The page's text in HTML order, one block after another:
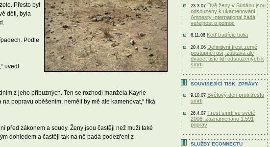
Přesto byl
děti, byla
Podle
uvedl
z jeho příbuzných. Ten se rozhodl manžela Kayrie
popravu oběšením, neměli by mě ale kamenovat,“ říká
před zákonem a soudy. Ženy jsou častěji než muži také
dohledem a častěji tak na ně padá podezření z
23.3.07 Dvě ženy v Súdánu jsou
odsouzeny k ukamenování,
Amnesty International žádá
veřejnost o pomoc
6.11.06 Keď tradície bolia
20.4.06 Definitivní trest země
postupně ruší, zůstává ale
dvacet tisíc lidí odsouzených k
smrti
SOUVISEJÍCÍ TISK. ZPRÁVY
9.10.07 Světový den proti trestu
smrti
26.4.07 Trest smrti ve světě
2006: zaznamenáno 1.591
poprav
SLUŽBY ECONNECTU